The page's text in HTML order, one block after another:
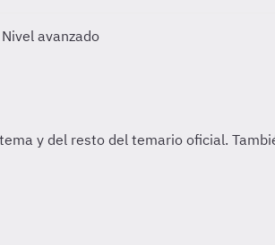
avanzado